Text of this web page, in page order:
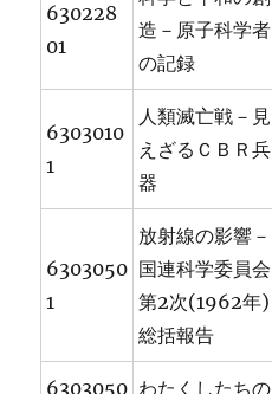
630228
01
造－原子科学者
の記録
6303010
1
人類滅亡戦－見
えざるＣＢＲ兵
器
6303050
1
放射線の影響－
国連科学委員会
第2次(1962年)
総括報告
6303050 わたくしたちの